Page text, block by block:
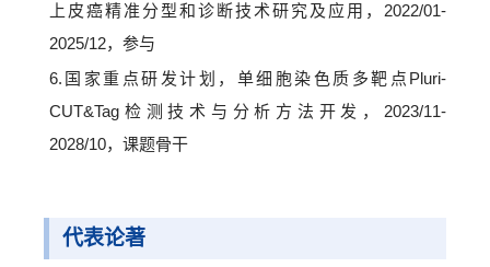
上皮癌精准分型和诊断技术研究及应用，2022/01-
2025/12，参与
6.国家重点研发计划，单细胞染色质多靶点Pluri-
CUT&Tag检测技术与分析方法开发，2023/11-
2028/10，课题骨干
代表论著